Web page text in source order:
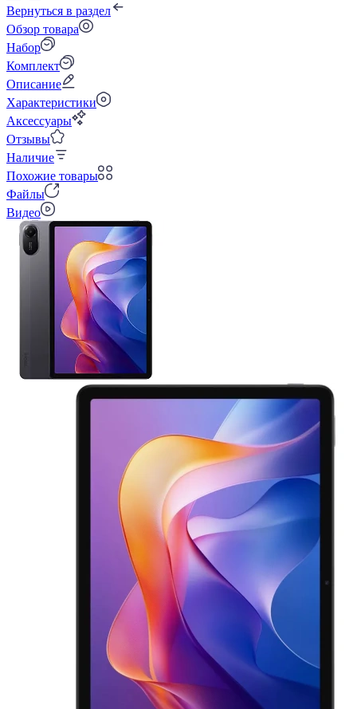
Вернуться в раздел
Обзор товара
Набор
Комплект
Описание
Характеристики
Аксессуары
Отзывы
Наличие
Похожие товары
Файлы
Видео